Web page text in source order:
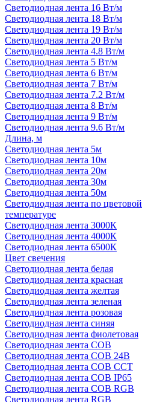
Светодиодная лента 16 Вт/м
Светодиодная лента 18 Вт/м
Светодиодная лента 19 Вт/м
Светодиодная лента 20 Вт/м
Светодиодная лента 4.8 Вт/м
Светодиодная лента 5 Вт/м
Светодиодная лента 6 Вт/м
Светодиодная лента 7 Вт/м
Светодиодная лента 7.2 Вт/м
Светодиодная лента 8 Вт/м
Светодиодная лента 9 Вт/м
Светодиодная лента 9.6 Вт/м
Длина, м
Светодиодная лента 5м
Светодиодная лента 10м
Светодиодная лента 20м
Светодиодная лента 30м
Светодиодная лента 50м
Светодиодная лента по цветовой
температуре
Светодиодная лента 3000К
Светодиодная лента 4000К
Светодиодная лента 6500К
Цвет свечения
Светодиодная лента белая
Светодиодная лента красная
Светодиодная лента желтая
Светодиодная лента зеленая
Светодиодная лента розовая
Светодиодная лента синяя
Светодиодная лента фиолетовая
Светодиодная лента COB
Светодиодная лента COB 24В
Светодиодная лента COB CCT
Светодиодная лента COB IP65
Светодиодная лента COB RGB
Светодиодная лента RGB